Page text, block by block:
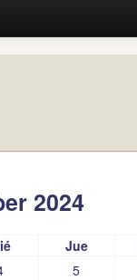
2024
Jue
5